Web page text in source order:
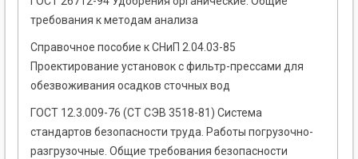
требования к методам анализа
Справочное пособие к СНиП 2.04.03-85
Проектирование установок с фильтр-прессами для
обезвоживания осадков сточных вод
ГОСТ 12.3.009-76 (СТ СЭВ 3518-81) Система
стандартов безопасности труда. Работы погрузочно-
разгрузочные. Общие требования безопасности